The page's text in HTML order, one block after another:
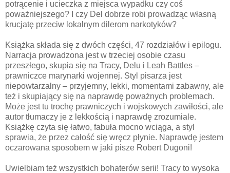
potrącenie i ucieczka z miejsca wypadku czy coś
poważniejszego? I czy Del dobrze robi prowadząc własną
krucjatę przeciw lokalnym dilerom narkotyków?
Książka składa się z dwóch części, 47 rozdziałów i epilogu.
Narracja prowadzona jest w trzeciej osobie czasu
przeszłego, skupia się na Tracy, Delu i Leah Battles –
prawniczce marynarki wojennej. Styl pisarza jest
niepowtarzalny – przyjemny, lekki, momentami zabawny, ale
też i skupiający się na naprawdę poważnych problemach.
Może jest tu trochę prawniczych i wojskowych zawiłości, ale
autor tłumaczy je z lekkością i naprawdę zrozumiale.
Książkę czyta się łatwo, fabuła mocno wciąga, a styl
sprawia, że przez całość się wręcz płynie. Naprawdę jestem
oczarowana sposobem w jaki pisze Robert Dugoni!
Uwielbiam też wszystkich bohaterów serii! Tracy to wysoka